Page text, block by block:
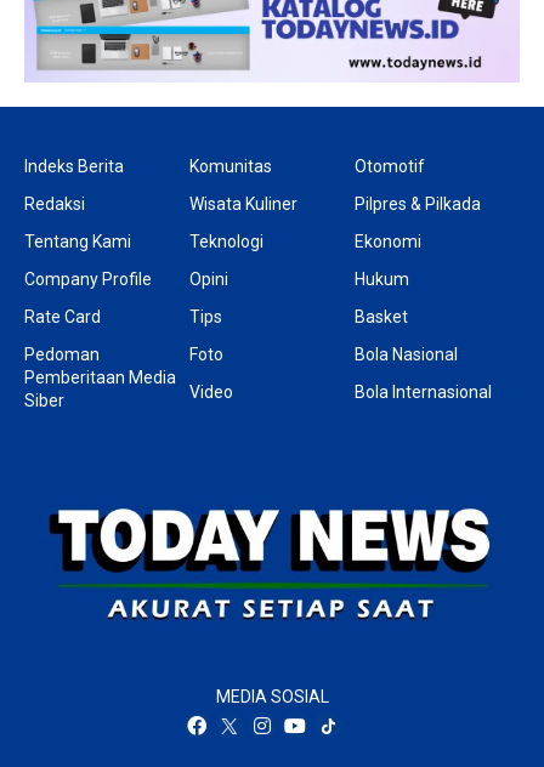
Indeks Berita
Redaksi
Tentang Kami
Company Profile
Rate Card
Pedoman
Pemberitaan Media
Siber
Komunitas
Wisata Kuliner
Teknologi
Opini
Tips
Foto
Video
Otomotif
Pilpres & Pilkada
Ekonomi
Hukum
Basket
Bola Nasional
Bola Internasional
MEDIA SOSIAL